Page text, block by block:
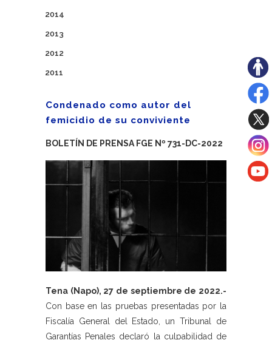
2014
2013
2012
2011
Condenado como autor del
femicidio de su conviviente
BOLETÍN DE PRENSA FGE Nº 731-DC-2022
Tena (Napo), 27 de septiembre de 2022.-
Con base en las pruebas presentadas por la
Fiscalía General del Estado, un Tribunal de
Garantías Penales declaró la culpabilidad de